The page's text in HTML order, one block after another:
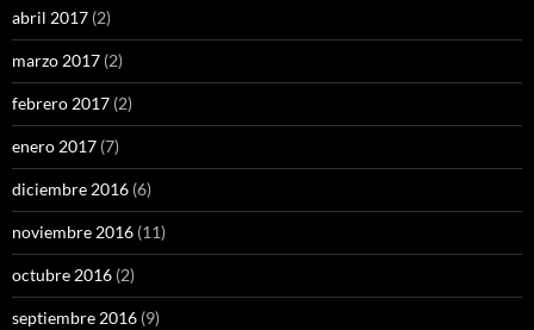
abril 2017 (2)
marzo 2017 (2)
febrero 2017 (2)
enero 2017 (7)
diciembre 2016 (6)
noviembre 2016 (11)
octubre 2016 (2)
septiembre 2016 (9)